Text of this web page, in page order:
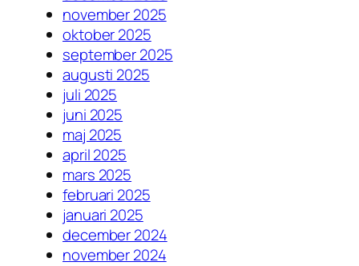
november 2025
oktober 2025
september 2025
augusti 2025
juli 2025
juni 2025
maj 2025
april 2025
mars 2025
februari 2025
januari 2025
december 2024
november 2024